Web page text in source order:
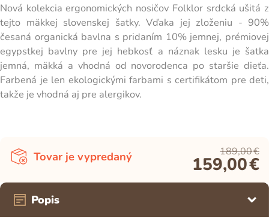
Nová kolekcia ergonomických nosičov Folklor srdcká ušitá z
tejto mäkkej slovenskej šatky. Vďaka jej zloženiu - 90%
česaná organická bavlna s pridaním 10% jemnej, prémiovej
egypstkej bavlny pre jej hebkosť a náznak lesku je šatka
jemná, mäkká a vhodná od novorodenca po staršie dieťa.
Farbená je len ekologickými farbami s certifikátom pre deti,
takže je vhodná aj pre alergikov.
Tovar je vypredaný 189,00€
159,00€
Popis